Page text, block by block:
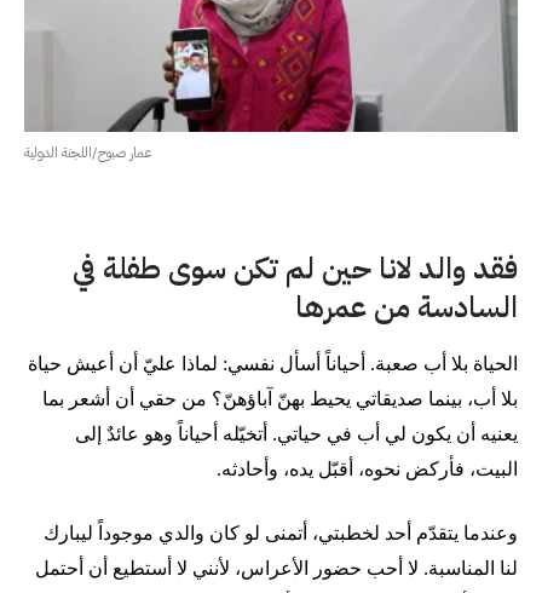
عمار صبوح/اللجنة الدولية
فقد والد لانا حين لم تكن سوى طفلة في
السادسة من عمرها
الحياة بلا أب صعبة. أحياناً أسأل نفسي: لماذا عليّ أن أعيش حياة
بلا أب، بينما صديقاتي يحيط بهنّ آباؤهنّ؟ من حقي أن أشعر بما
يعنيه أن يكون لي أب في حياتي. أتخيّله أحياناً وهو عائدٌ إلى
البيت، فأركض نحوه، أقبّل يده، وأحادثه.
وعندما يتقدّم أحد لخطبتي، أتمنى لو كان والدي موجوداً ليبارك
لنا المناسبة. لا أحب حضور الأعراس، لأنني لا أستطيع أن أحتمل